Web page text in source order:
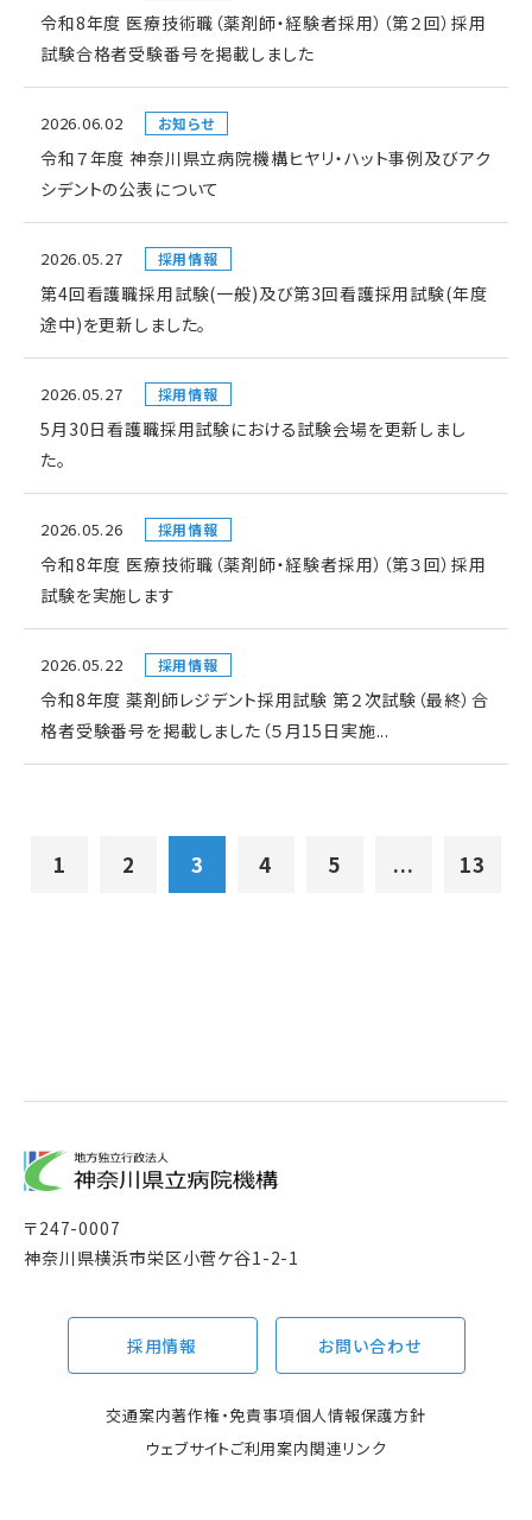
令和8年度 医療技術職（薬剤師・経験者採用）（第２回）採用
試験合格者受験番号を掲載しました
2026.06.02 お知らせ
令和７年度 神奈川県立病院機構ヒヤリ・ハット事例及びアク
シデントの公表について
2026.05.27 採用情報
第4回看護職採用試験(一般)及び第3回看護採用試験(年度
途中)を更新しました。
2026.05.27 採用情報
5月30日看護職採用試験における試験会場を更新しまし
た。
2026.05.26 採用情報
令和8年度 医療技術職（薬剤師・経験者採用）（第３回）採用
試験を実施します
2026.05.22 採用情報
令和8年度 薬剤師レジデント採用試験 第２次試験（最終）合
格者受験番号を掲載しました（５月15日実施...
1 2 3 4 5 ... 13
〒247-0007
神奈川県横浜市栄区小菅ケ谷1-2-1
採用情報 お問い合わせ
交通案内著作権・免責事項個人情報保護方針
ウェブサイトご利用案内関連リンク